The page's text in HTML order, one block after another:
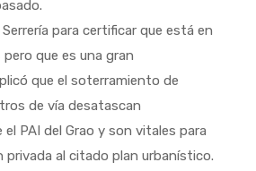
para certificar que está en
que es una gran
que el soterramiento de
de vía desatascan
PAI del Grao y son vitales para
privada al citado plan urbanístico.